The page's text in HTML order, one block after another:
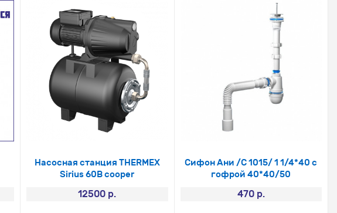
Насосная станция THERMEX
Sirius 60В cooper
12500 р.
Сифон Ани /С 1015/ 1 1/4*40 с
гофрой 40*40/50
470 р.